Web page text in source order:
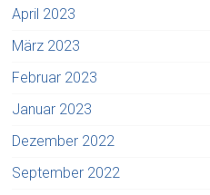
April 2023
März 2023
Februar 2023
Januar 2023
Dezember 2022
September 2022